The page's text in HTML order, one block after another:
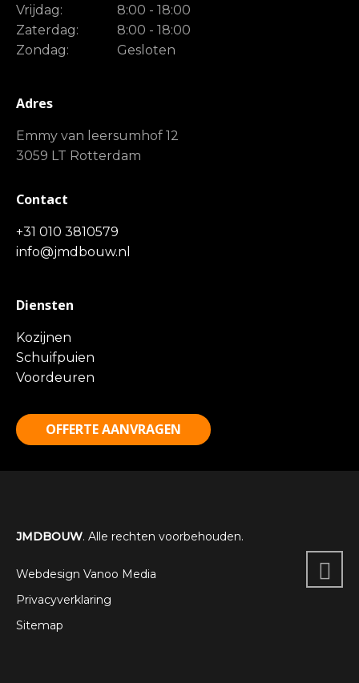
Vrijdag:
8:00 - 18:00
Zaterdag:
8:00 - 18:00
Zondag:
Gesloten
Adres
Emmy van leersumhof 12
3059 LT Rotterdam
Contact
+31 010 3810579
info@jmdbouw.nl
Diensten
Kozijnen
Schuifpuien
Voordeuren
OFFERTE AANVRAGEN
JMDBOUW. Alle rechten voorbehouden.
Webdesign Vanoo Media
Privacyverklaring
Sitemap